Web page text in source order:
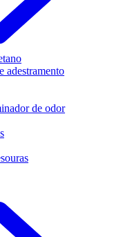
adestramento
de odor